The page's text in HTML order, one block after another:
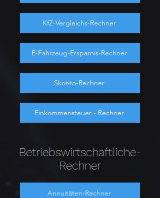
KfZ-Vergleichs-Rechner
E-Fahrzeug-Ersparnis-Rechner
Skonto-Rechner
Einkommensteuer - Rechner
Betriebswirtschaftliche-
Rechner
Annuitäten-Rechner